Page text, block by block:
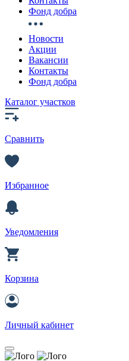
Фонд добра
Новости
Акции
Вакансии
Контакты
Фонд добра
Каталог участков
Сравнить
Избранное
Уведомления
Корзина
Личный кабинет